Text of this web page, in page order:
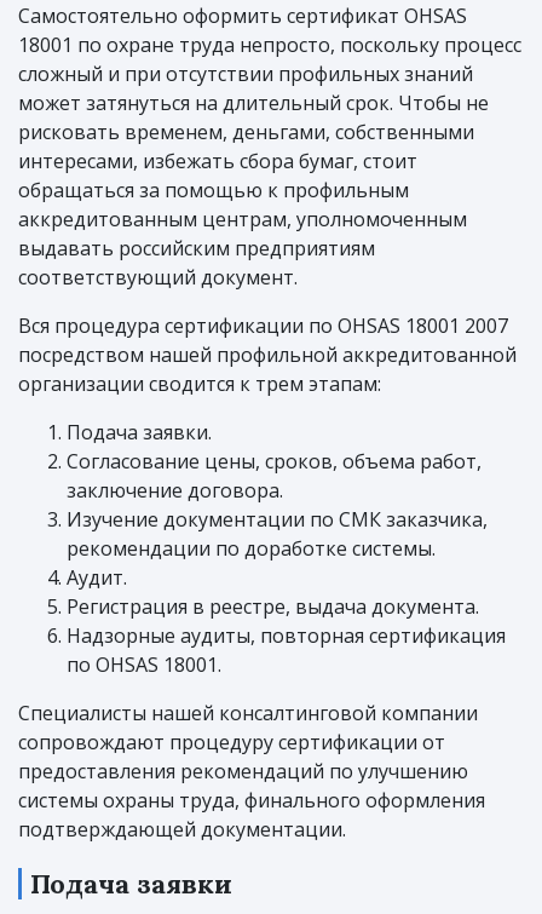
Самостоятельно оформить сертификат OHSAS
18001 по охране труда непросто, поскольку процесс
сложный и при отсутствии профильных знаний
может затянуться на длительный срок. Чтобы не
рисковать временем, деньгами, собственными
интересами, избежать сбора бумаг, стоит
обращаться за помощью к профильным
аккредитованным центрам, уполномоченным
выдавать российским предприятиям
соответствующий документ.
Вся процедура сертификации по OHSAS 18001 2007
посредством нашей профильной аккредитованной
организации сводится к трем этапам:
Подача заявки.
Согласование цены, сроков, объема работ,
заключение договора.
Изучение документации по СМК заказчика,
рекомендации по доработке системы.
Аудит.
Регистрация в реестре, выдача документа.
Надзорные аудиты, повторная сертификация
по OHSAS 18001.
Специалисты нашей консалтинговой компании
сопровождают процедуру сертификации от
предоставления рекомендаций по улучшению
системы охраны труда, финального оформления
подтверждающей документации.
Подача заявки